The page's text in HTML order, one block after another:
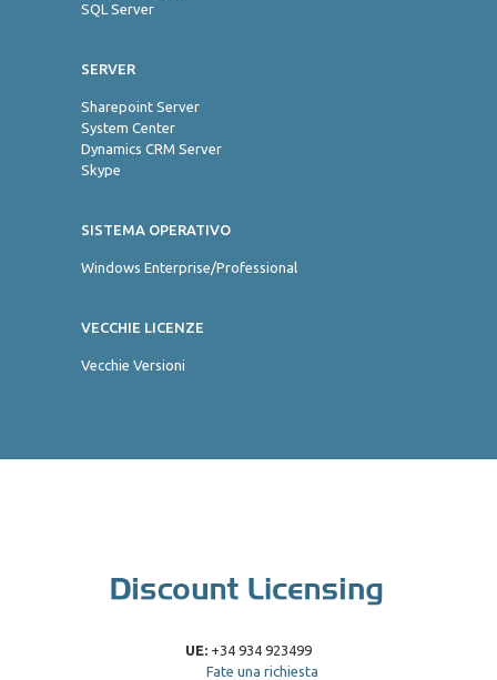
SQL Server
SERVER
Sharepoint Server
System Center
Dynamics CRM Server
Skype
SISTEMA OPERATIVO
Windows Enterprise/Professional
VECCHIE LICENZE
Vecchie Versioni
UE: +34 934 923499
Fate una richiesta